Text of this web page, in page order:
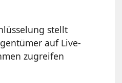
stellt
auf Live-
zugreifen